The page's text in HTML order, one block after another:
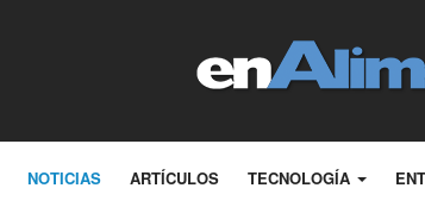
NOTICIAS ARTÍCULOS TECNOLOGÍA